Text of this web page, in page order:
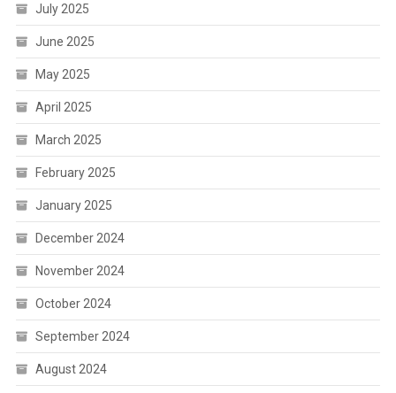
July 2025
June 2025
May 2025
April 2025
March 2025
February 2025
January 2025
December 2024
November 2024
October 2024
September 2024
August 2024